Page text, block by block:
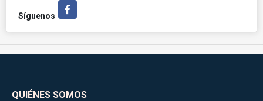
Síguenos
Facebook
QUIÉNES SOMOS